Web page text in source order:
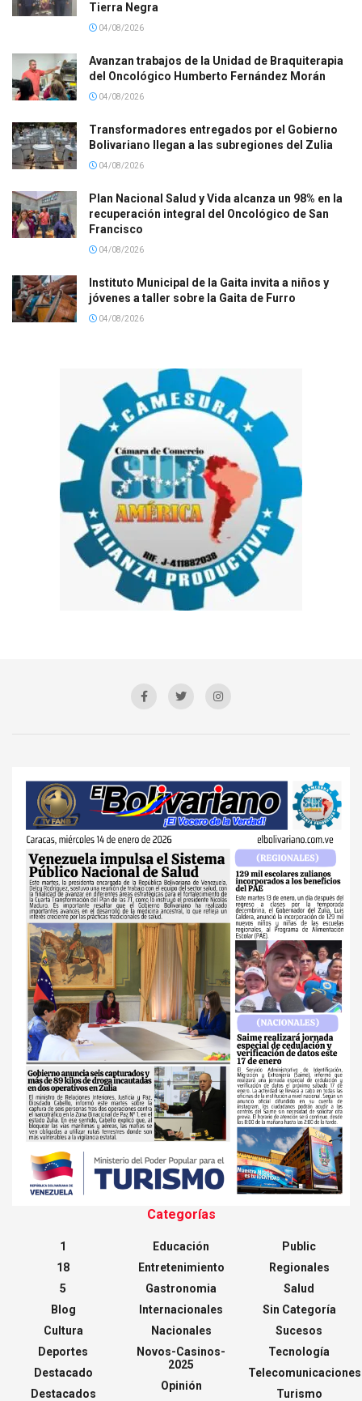
Tierra Negra
04/08/2026
Avanzan trabajos de la Unidad de Braquiterapia
del Oncológico Humberto Fernández Morán
04/08/2026
Transformadores entregados por el Gobierno
Bolivariano llegan a las subregiones del Zulia
04/08/2026
Plan Nacional Salud y Vida alcanza un 98% en la
recuperación integral del Oncológico de San
Francisco
04/08/2026
Instituto Municipal de la Gaita invita a niños y
jóvenes a taller sobre la Gaita de Furro
04/08/2026
Categorías
1
18
5
Blog
Cultura
Deportes
Destacado
Destacados
Educación
Entretenimiento
Gastronomia
Internacionales
Nacionales
Novos-Casinos-
2025
Opinión
Public
Regionales
Salud
Sin Categoría
Sucesos
Tecnología
Telecomunicaciones
Turismo